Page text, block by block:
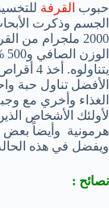
حبوب القرفة
الجسم وذكرت
الأفضل تناول حبة
الغذاء وأخري مع
لأولئك الأشخاص
هرمونية وأيضاً بعض
ويفضل في هذه
نصائح :